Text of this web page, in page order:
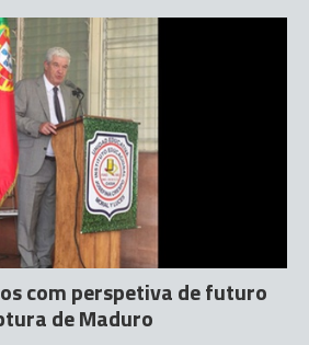
com perspetiva de futuro
de Maduro